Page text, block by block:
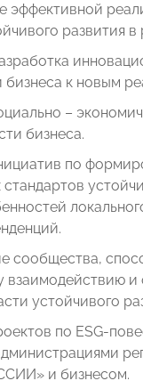
эффективной
развития в
бизнеса к новым
–
бизнеса.
по
сообщества,
взаимодействию и
устойчивого
по ESG-
и бизнесом.